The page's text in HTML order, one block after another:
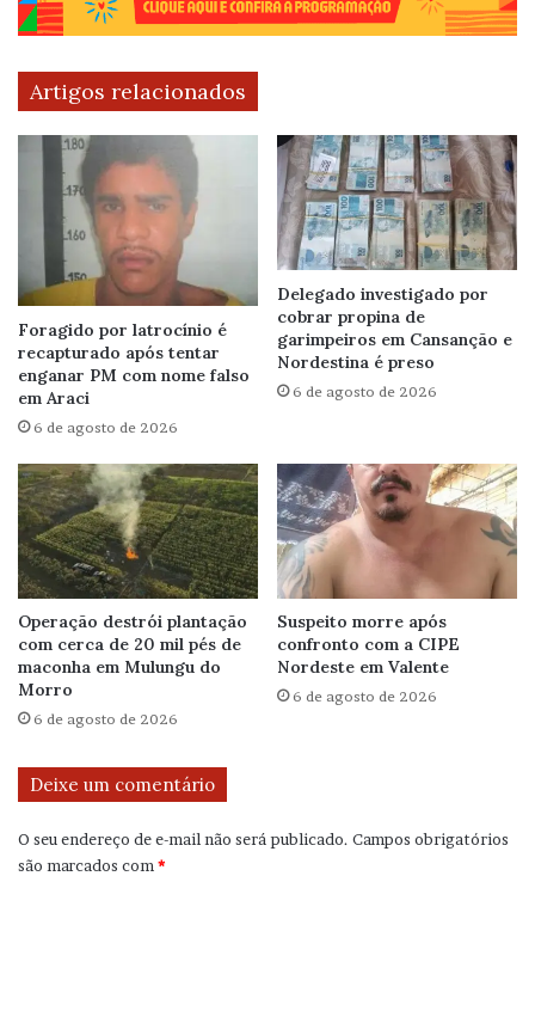
Artigos relacionados
Foragido por latrocínio é
recapturado após tentar
enganar PM com nome falso
em Araci
6 de agosto de 2026
Delegado investigado por
cobrar propina de
garimpeiros em Cansanção e
Nordestina é preso
6 de agosto de 2026
Operação destrói plantação
com cerca de 20 mil pés de
maconha em Mulungu do
Morro
6 de agosto de 2026
Suspeito morre após
confronto com a CIPE
Nordeste em Valente
6 de agosto de 2026
Deixe um comentário
O seu endereço de e-mail não será publicado. Campos obrigatórios
são marcados com *